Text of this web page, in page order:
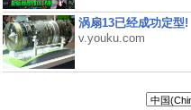
涡扇13已经成功定型!
v.youku.com